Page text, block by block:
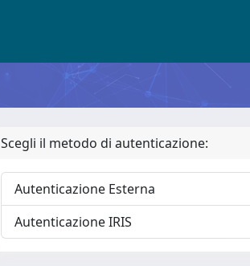
Scegli il metodo di autenticazione:
Autenticazione Esterna
Autenticazione IRIS